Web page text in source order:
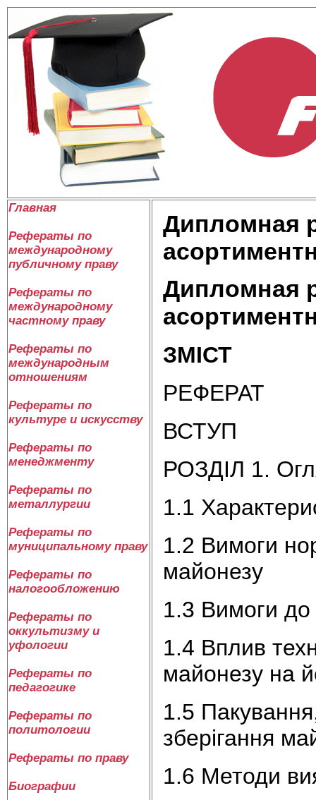
Главная
Рефераты по
международному
публичному праву
Рефераты по
международному
частному праву
Рефераты по
международным
отношениям
Рефераты по
культуре и искусству
Рефераты по
менеджменту
Рефераты по
металлургии
Рефераты по
муниципальному праву
Рефераты по
налогообложению
Рефераты по
оккультизму и
уфологии
Рефераты по
педагогике
Рефераты по
политологии
Рефераты по праву
Биографии
Дипломная
Дипломная
ЗМІСТ
РЕФЕРАТ
ВСТУП
РОЗДІЛ 1.
1.1
1.2 Вимоги
майонезу
1.3 Вимоги до
1.4 Вплив
майонезу на
1.5
зберігання
1.6 Методи